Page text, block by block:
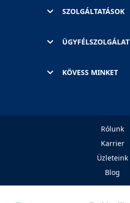
SZOLGÁLTATÁSOK
ÜGYFÉLSZOLGÁLAT
KÖVESS MINKET
Rólunk
Karrier
Üzleteink
Blog